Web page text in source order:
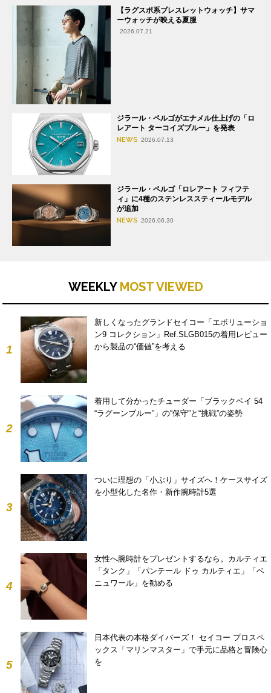
【ラグスポ系ブレスレットウォッチ】サマ
ーウォッチが映える夏服
2026.07.21
ジラール・ペルゴがエナメル仕上げの「ロ
レアート ターコイズブルー」を発表
NEWS 2026.07.13
ジラール・ペルゴ「ロレアート フィフテ
ィ」に4種のステンレススティールモデル
が追加
NEWS 2026.06.30
WEEKLY MOST VIEWED
1
新しくなったグランドセイコー「エボリューショ
ン9 コレクション」Ref.SLGB015の着用レビュー
から製品の“価値”を考える
2
着用して分かったチューダー「ブラックベイ 54
“ラグーンブルー”」の“保守”と“挑戦”の姿勢
3
ついに理想の「小ぶり」サイズへ！ケースサイズ
を小型化した名作・新作腕時計5選
4
女性へ腕時計をプレゼントするなら。カルティエ
「タンク」「パンテール ドゥ カルティエ」「ベ
ニュワール」を勧める
5
日本代表の本格ダイバーズ！ セイコー プロスペ
ックス「マリンマスター」で手元に品格と冒険心
を